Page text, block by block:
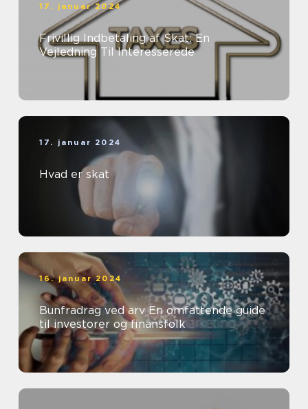
17. januar 2024
Frivillig Indbetaling af Skat: En
Vejledning Til Interesserede
17. januar 2024
Hvad er skat
16. januar 2024
Bunfradrag ved arv En omfattende guide
til investorer og finansfolk